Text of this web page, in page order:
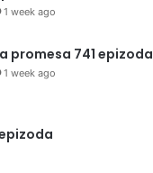
1 week ago
promesa 741 epizoda
1 week ago